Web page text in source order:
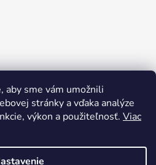
aby sme vám umožnili
stránky a vďaka analýze
výkon a použiteľnosť. Viac